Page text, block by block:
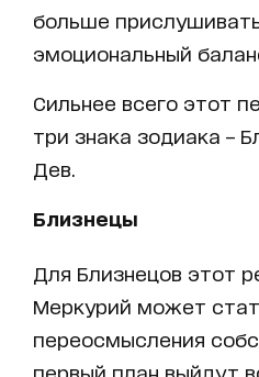
больше
эмоциональный
Сильнее всего этот
три знака зодиака –
Дев.
Близнецы
Для Близнецов этот
Меркурий может
переосмысления
первый план выйдут